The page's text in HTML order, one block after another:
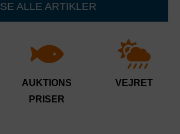
SE ALLE ARTIKLER
AUKTIONS
PRISER
VEJRET